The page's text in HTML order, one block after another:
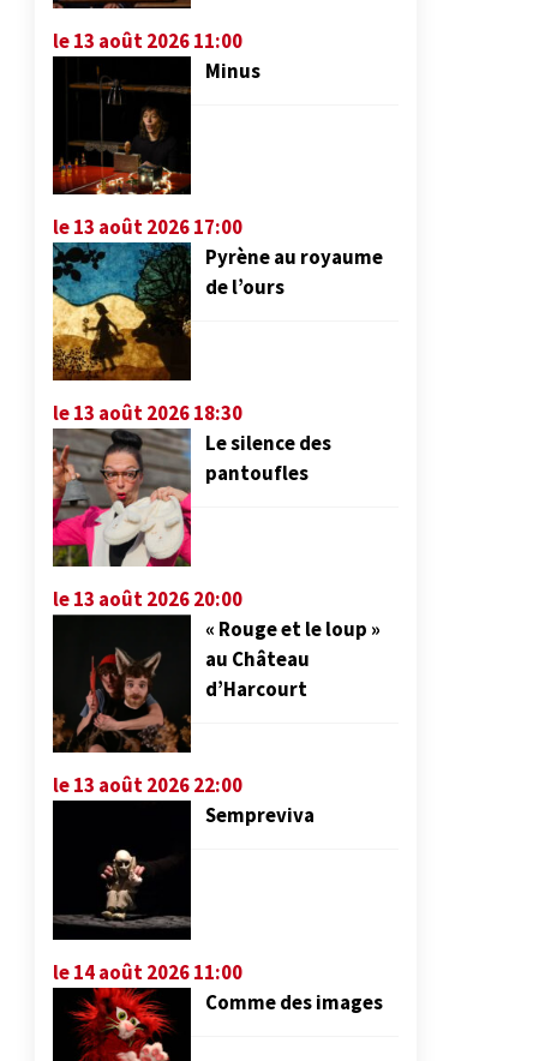
le 13 août 2026 11:00
Minus
le 13 août 2026 17:00
Pyrène au royaume
de l’ours
le 13 août 2026 18:30
Le silence des
pantoufles
le 13 août 2026 20:00
« Rouge et le loup »
au Château
d’Harcourt
le 13 août 2026 22:00
Sempreviva
le 14 août 2026 11:00
Comme des images